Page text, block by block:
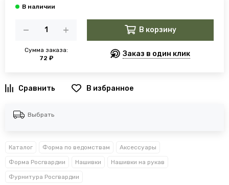
Сумма заказа:
72 ₽
В корзину
Заказ в один клик
В избранное
Выбрать
Каталог Форма по ведомствам Аксессуары
Форма Росгвардии Нашивки Нашивки на рукав
Фурнитура Росгвардии